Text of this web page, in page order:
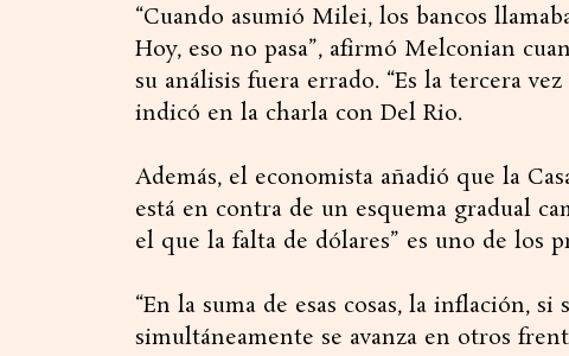
“Cuando asumió Milei, los bancos
Hoy, eso no pasa”, afirmó Melconian
su análisis fuera errado. “Es la tercera
indicó en la charla con Del Rio.
Además, el economista añadió que la
está en contra de un esquema gradual
el que la falta de dólares” es uno de los
“En la suma de esas cosas, la inflación,
simultáneamente se avanza en otros